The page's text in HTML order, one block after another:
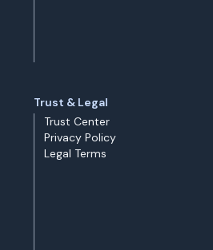
Trust & Legal
Trust Center
Privacy Policy
Legal Terms